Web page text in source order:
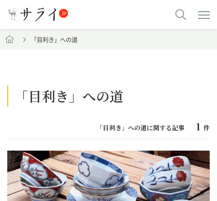
「目利き」への道
「目利き」への道
「目利き」への道に関する記事 1 件